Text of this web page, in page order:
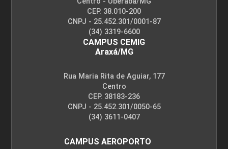
60
LINGUAGEM E TÉCNICAS DE
CEP. 38.010-200
CNPJ - 25.452.301/0001-87
(34) 3319-6600
CAMPUS CEMIG
Araxá/MG
Rua Maria Rita de Aguiar, 177
Centro
CEP. 38183-236
CNPJ - 25.452.301/0050-65
(34) 3611-0407
CAMPUS AEROPORTO